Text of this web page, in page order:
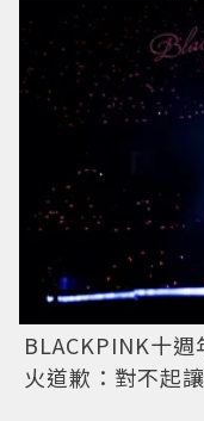
BLACKPINK十
火道歉：對不起